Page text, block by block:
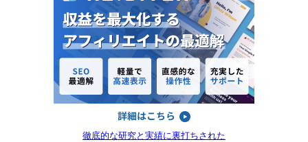
徹底的な研究と実績に裏打ちされた